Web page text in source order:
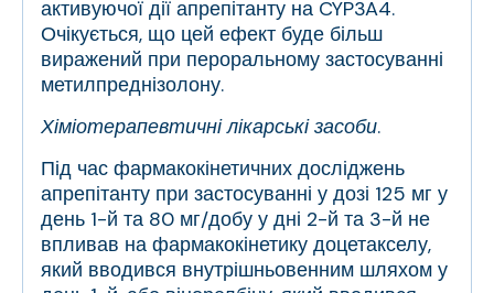
активуючої дії апрепітанту на CYP3A4.
Очікується, що цей ефект буде більш
виражений при пероральному застосуванні
метилпреднізолону.
Хіміотерапевтичні лікарські засоби.
Під час фармакокінетичних досліджень
апрепітанту при застосуванні у дозі 125 мг у
день 1-й та 80 мг/добу у дні 2-й та 3-й не
впливав на фармакокінетику доцетакселу,
який вводився внутрішньовенним шляхом у